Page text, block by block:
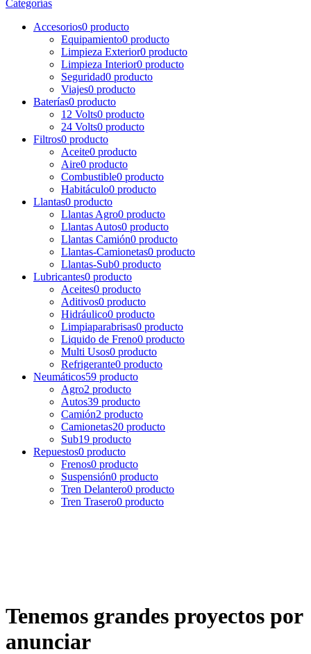
Categorías
Accesorios0 producto
Equipamiento0 producto
Limpieza Exterior0 producto
Limpieza Interior0 producto
Seguridad0 producto
Viajes0 producto
Baterías0 producto
12 Volts0 producto
24 Volts0 producto
Filtros0 producto
Aceite0 producto
Aire0 producto
Combustible0 producto
Habitáculo0 producto
Llantas0 producto
Llantas Agro0 producto
Llantas Autos0 producto
Llantas Camión0 producto
Llantas-Camionetas0 producto
Llantas-Sub0 producto
Lubricantes0 producto
Aceites0 producto
Aditivos0 producto
Hidráulico0 producto
Limpiaparabrisas0 producto
Liquido de Freno0 producto
Multi Usos0 producto
Refrigerante0 producto
Neumáticos59 producto
Agro2 producto
Autos39 producto
Camión2 producto
Camionetas20 producto
Sub19 producto
Repuestos0 producto
Frenos0 producto
Suspensión0 producto
Tren Delantero0 producto
Tren Trasero0 producto
Tenemos grandes proyectos por
anunciar